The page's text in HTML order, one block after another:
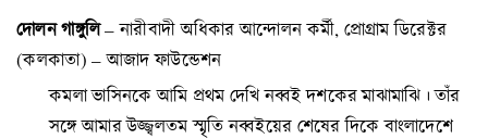
দোলন গাঙ্গুলি– নারীবাদী অধিকার আন্দোলন কর্মী, প্রোগ্রাম ডিরেক্টর
(কলকাতা) – আজাদ ফাউন্ডেশন
কমলা ভাসিনকে আমি প্রথম দেখি নব্বই দশকের মাঝামাঝি। তাঁর
সঙ্গে আমার উজ্জ্বলতম স্মৃতি নব্বইয়ের শেষের দিকে বাংলাদেশে